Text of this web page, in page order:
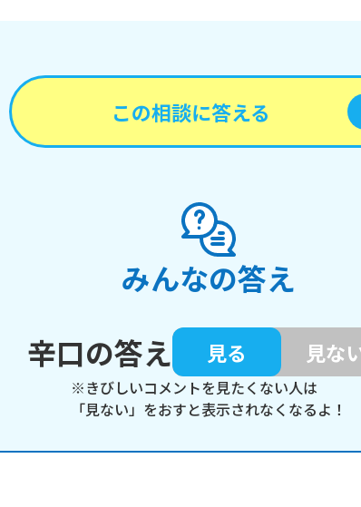
この相談に答える
みんなの答え
辛口の答え
見る 見な
※きびしいコメントを見たくない人は
「見ない」をおすと表示されなくなるよ！